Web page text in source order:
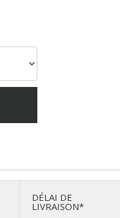
DÉLAI DE
LIVRAISON*